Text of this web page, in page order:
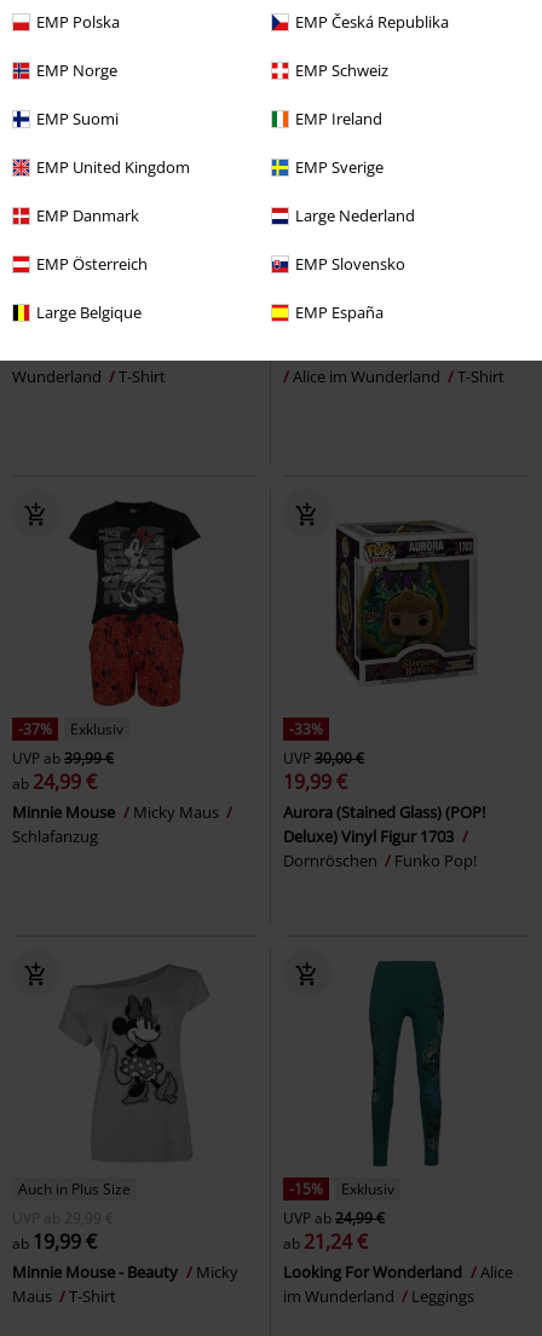
EMP Polska EMP Česká Republika
EMP Norge EMP Schweiz
EMP Suomi EMP Ireland
EMP United Kingdom EMP Sverige
EMP Danmark Large Nederland
EMP Österreich EMP Slovensko
Large Belgique EMP España
Exklusiv Auch in Plus Size
ab 29,99 €
Wunderland
T-Shirt
Exklusiv
Auch in Plus Size
ab29,99 €
Alice im Wunderland
T-Shirt
-37%
Exklusiv
UVPab39,99 €
ab 24,99 €
Minnie Mouse
Micky Maus
Schlafanzug
-33%
UVP30,00 €
19,99 €
Aurora (Stained Glass) (POP!
Deluxe) Vinyl Figur 1703
Dornröschen
Funko Pop!
Auch in Plus Size
UVP
ab 29,99 €
ab 19,99 €
Minnie Mouse - Beauty
Micky
Maus
T-Shirt
-15%
Exklusiv
UVPab24,99 €
ab 21,24 €
Looking For Wonderland
Alice
im Wunderland
Leggings